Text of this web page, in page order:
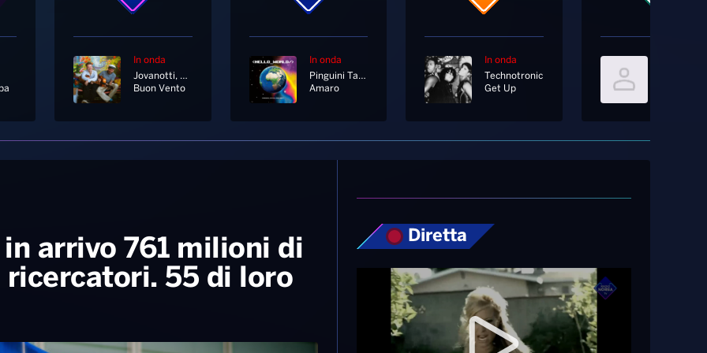
In onda
Jovanotti, Alfa
Buon Vento
In onda
Pinguini Tattici Nucleari
Amaro
In onda
Technotronic
Get Up